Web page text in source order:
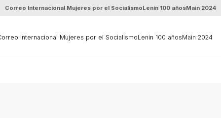
Correo Internacional Mujeres por el SocialismoLenin 100 añosMain 2024
Internacional Mujeres por el SocialismoLenin 100 añosMain 2024